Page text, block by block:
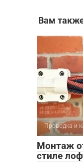
Вам
Проводка и
Монтаж
стиле